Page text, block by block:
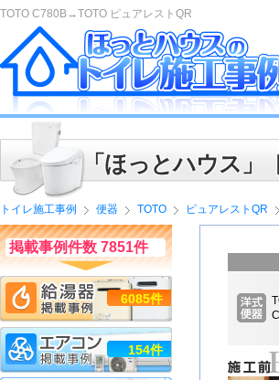
TOTO C780B→TOTO ピュアレストQR
「ほっとハウス」
トイレ施工事例 便器 TOTO ピュアレストQR
掲載事例件数 7851件
6085件
154件